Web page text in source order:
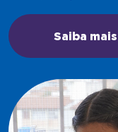
Saiba mais